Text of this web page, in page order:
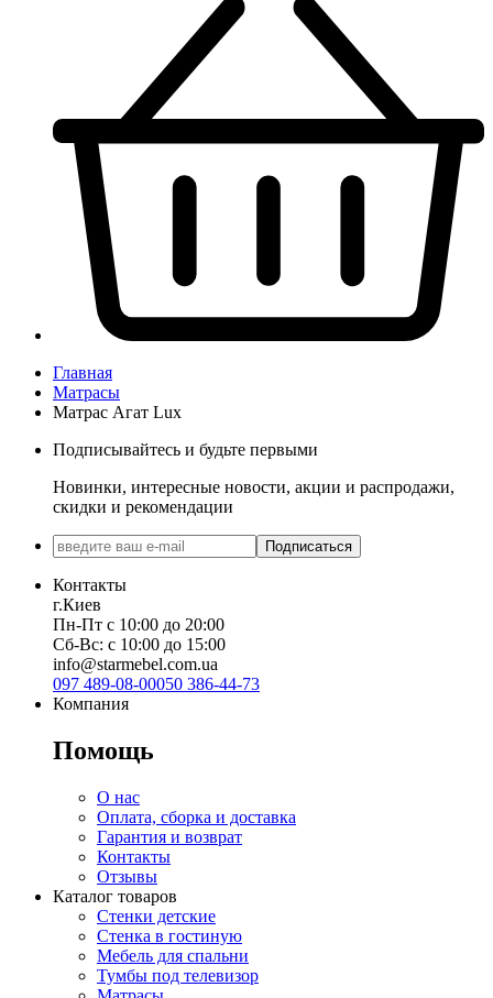
Главная
Матрасы
Матраc Агат Luх
Подписывайтесь и будьте первыми
Новинки, интересные новости, акции и распродажи,
скидки и рекомендации
Подписаться
Контакты
г.Киев
Пн-Пт с 10:00 до 20:00
Сб-Вс: с 10:00 до 15:00
info@starmebel.com.ua
097 489-08-00050 386-44-73
Компания
Помощь
О нас
Оплата, сборка и доставка
Гарантия и возврат
Контакты
Отзывы
Каталог товаров
Стенки детские
Стенка в гостиную
Мебель для спальни
Тумбы под телевизор